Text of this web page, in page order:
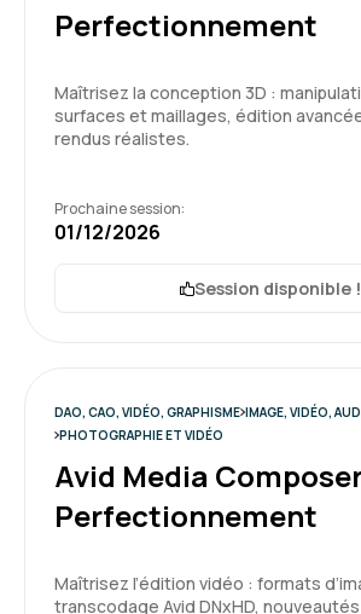
Perfectionnement
Maîtrisez la conception 3D :
surfaces et maillages, édition
rendus réalistes.
Prochaine session:
01/12/2026
Session disponible !
DAO, CAO, VIDÉO, GRAPHISME IMAGE, VIDÉO,
PHOTOGRAPHIE ET VIDÉO
Avid Media
Perfectionnement
Maîtrisez l’édition vidéo : formats
transcodage Avid DNxHD,